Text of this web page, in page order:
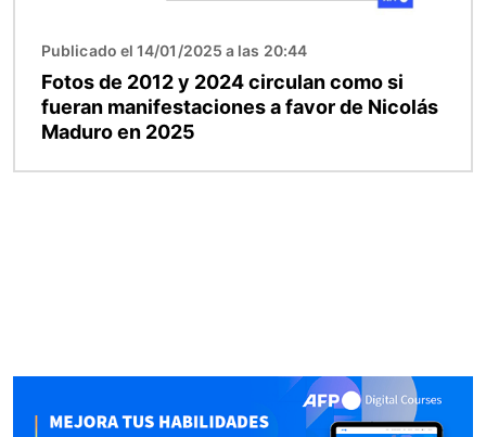
Publicado el 14/01/2025 a las 20:44
Fotos de 2012 y 2024 circulan como si
fueran manifestaciones a favor de Nicolás
Maduro en 2025